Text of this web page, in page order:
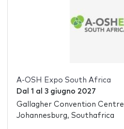
A-OSH Expo South Africa
Dal 1 al 3 giugno 2027
Gallagher Convention Centre
Johannesburg, Southafrica